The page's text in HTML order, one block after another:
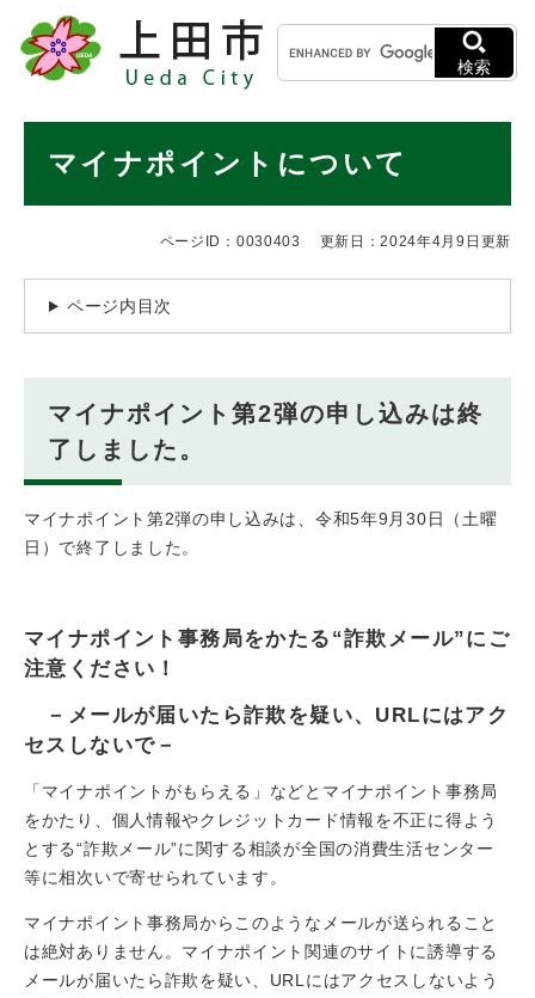
メニューを飛ばして本文へ
キ
ー
ワ
検
検索
マイナポイントについて
ページID：0030403 更新日：2024年4月9日更新
ページ内目次
マイナポイント第2弾の申し込みは終
了しました。
マイナポイント第2弾の申し込みは、令和5年9月30日（土曜
日）で終了しました。
マイナポイント事務局をかたる“詐欺メール”にご
注意ください！
－メールが届いたら詐欺を疑い、URLにはアク
セスしないで－
「マイナポイントがもらえる」などとマイナポイント事務局
をかたり、個人情報やクレジットカード情報を不正に得よう
とする“詐欺メール”に関する相談が全国の消費生活センター
等に相次いで寄せられています。
マイナポイント事務局からこのようなメールが送られること
は絶対ありません。マイナポイント関連のサイトに誘導する
メールが届いたら詐欺を疑い、URLにはアクセスしないよう